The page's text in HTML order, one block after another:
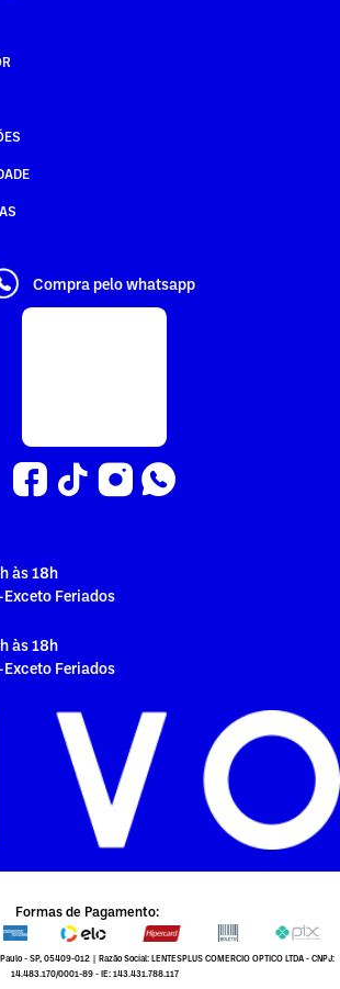
Compra pelo whatsapp
às 18h
Exceto Feriados
às 18h
Exceto Feriados
Formas de Pagamento:
- SP, 05409-012 | Razão Social: LENTESPLUS COMERCIO OPTICO LTDA - CNPJ:
14.483.170/0001-89 - IE: 143.431.788.117